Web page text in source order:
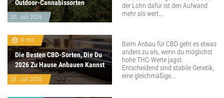
Outdoor-Cannabissorten
30. Juli 2026
der Lohn dafür ist den Aufwand
mehr als wert....
6 min
Die Besten CBD-Sorten, Die Du
2026 Zu Hause Anbauen Kannst
28. Juli 2026
Beim Anbau für CBD geht es etwas
anders zu als, wenn du möglichst
hohe THC-Werte jagst.
Entscheidend sind stabile Genetik,
eine gleichmäßige...